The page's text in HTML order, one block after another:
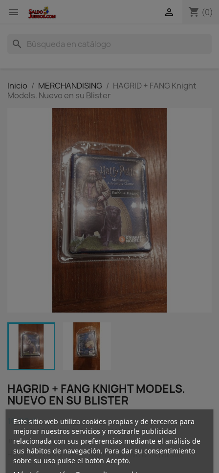
 shopping_cart (0)

search
Inicio MERCHANDISING
HAGRID + FANG Knight
Models. Nuevo en su Blister
HAGRID + FANG KNIGHT MODELS.
NUEVO EN SU BLISTER
10,00 €
Impuestos incluidos
HAGRID + FANG Knight Models. Nuevo en su Blister
Este sitio web utiliza cookies propias y de terceros para
mejorar nuestros servicios y mostrarle publicidad
relacionada con sus preferencias mediante el análisis de
sus hábitos de navegación. Para dar su consentimiento
sobre su uso pulse el botón Acepto.